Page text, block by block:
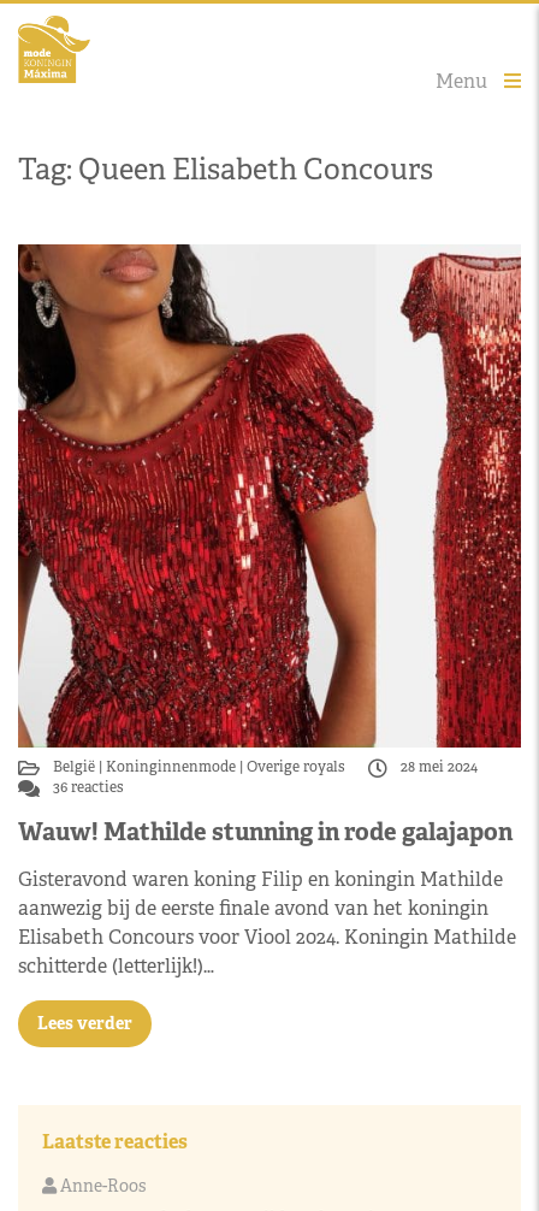
Menu
Tag: Queen Elisabeth Concours
België Koninginnenmode Overige royals
28 mei 2024
36 reacties
Wauw! Mathilde stunning in rode galajapon
Gisteravond waren koning Filip en koningin Mathilde
aanwezig bij de eerste finale avond van het koningin
Elisabeth Concours voor Viool 2024. Koningin Mathilde
schitterde (letterlijk!)…
Lees verder
Laatste reacties
Anne-Roos